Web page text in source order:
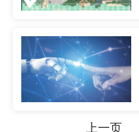
上一页